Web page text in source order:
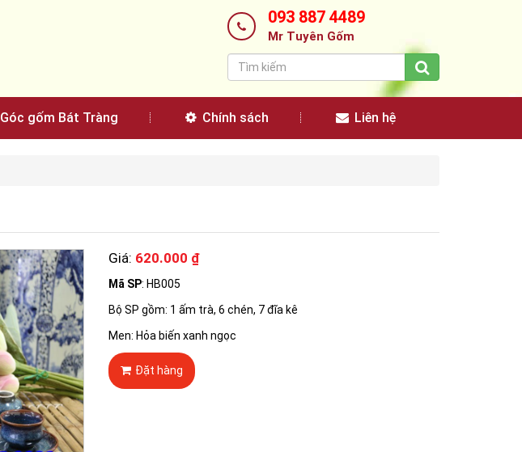
093 887 4489
Mr Tuyên Gốm
Góc gốm Bát Tràng Chính sách Liên hệ
Giá: 620.000 ₫
Mã SP: HB005
Bộ SP gồm: 1 ấm trà, 6 chén, 7 đĩa kê
Men: Hỏa biến xanh ngọc
Đặt hàng